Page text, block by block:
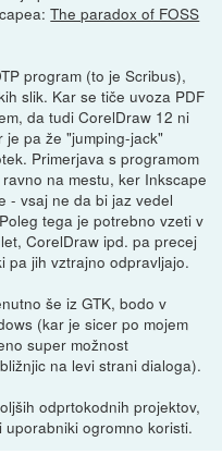
The paradox of FOSS
program (to je Scribus),
slik. Kar se tiče uvoza PDF
da tudi CorelDraw 12 ni
pa že "jumping-jack"
Primerjava s programom
na mestu, ker Inkscape
- vsaj ne da bi jaz vedel
tega je potrebno vzeti v
CorelDraw ipd. pa precej
pa jih vztrajno odpravljajo.
še iz GTK, bodo v
(kar je sicer po mojem
super možnost
na levi strani dialoga).
odprtokodnih projektov,
ogromno koristi.